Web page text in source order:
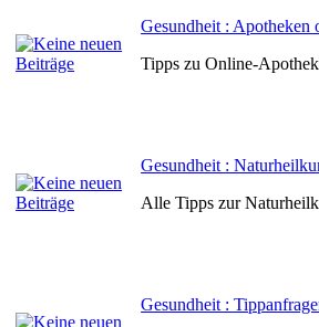
Gesundheit : Apotheken
Tipps zu Online-
Gesundheit :
Alle Tipps zur
Gesundheit :